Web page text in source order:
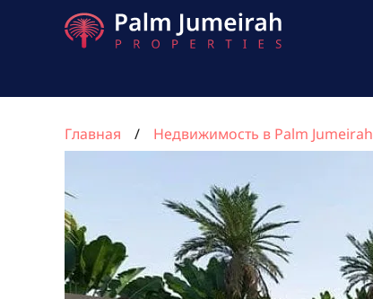
Главная Недвижимость в Palm Jumeirah